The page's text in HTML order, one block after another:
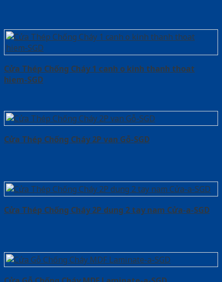
Cửa Thép Chống Cháy 1 canh o kinh thanh thoat
hiem-SGD
Cửa Thép Chống Cháy 2P van Gỗ-SGD
Cửa Thép Chống Cháy 2P dung 2 tay nam Cửa-a-SGD